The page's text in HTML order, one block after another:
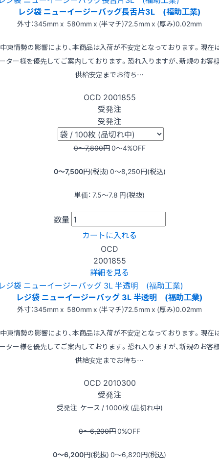
レジ袋 ニューイージーバッグ長舌片3L (福助工業)
外寸：345mm x 580mm x (半マチ)72.5mm x (厚み)0.02mm
東情勢の影響により、本商品は入荷が不安定となっております。現在
ター様を優先してご案内しております。恐れ入りますが、新規のお客
供給安定までお待ち…
OCD 2001855
受発注
受発注
0〜7,800円0〜4%OFF
0〜7,500円(税抜) 0〜8,250円(税込)
単価： 7.5〜7.8 円(税抜)
数量
カートに入れる
OCD
2001855
詳細を見る
レジ袋 ニューイージーバッグ 3L 半透明 (福助工業)
外寸：345mm x 580mm x (半マチ)72.5mm x (厚み)0.02mm
東情勢の影響により、本商品は入荷が不安定となっております。現在
ター様を優先してご案内しております。恐れ入りますが、新規のお客
供給安定までお待ち…
OCD 2010300
受発注
受発注 ケース / 1000枚 (品切れ中)
0〜6,200円0%OFF
0〜6,200円(税抜) 0〜6,820円(税込)